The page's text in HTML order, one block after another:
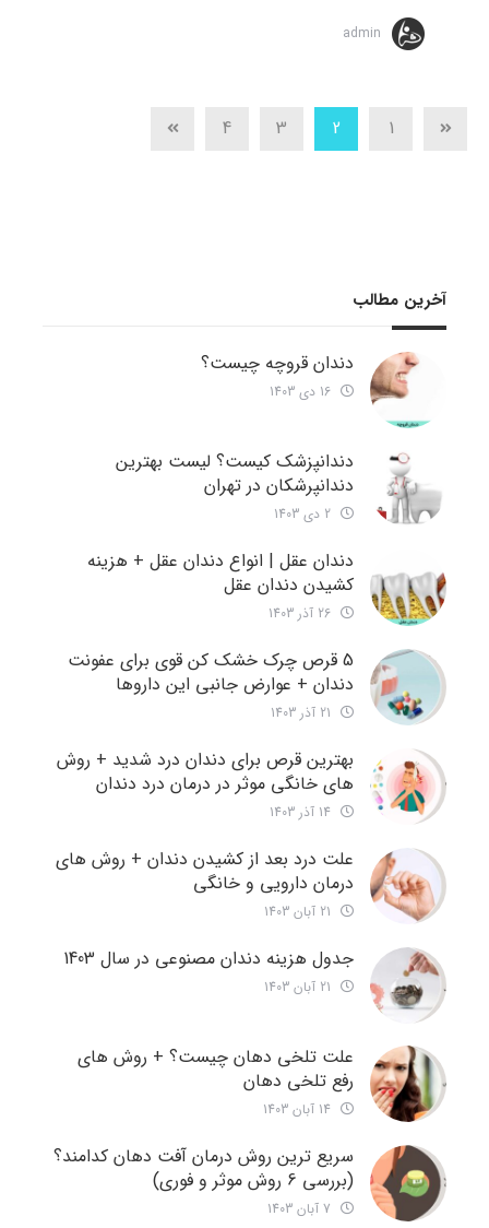
admin
1
2
3
4
آخرین مطالب
دندان قروچه چیست؟
دندانپزشک کیست؟ لیست بهترین
دندانپرشکان در تهران
دندان عقل | انواع دندان عقل + هزینه
کشیدن دندان عقل
5 قرص چرک خشک کن قوی برای عفونت
دندان + عوارض جانبی این داروها
بهترین قرص برای دندان درد شدید + روش
های خانگی موثر در درمان درد دندان
علت درد بعد از کشیدن دندان + روش های
درمان دارویی و خانگی
جدول هزینه دندان مصنوعی در سال 1403
علت تلخی دهان چیست؟ + روش های
رفع تلخی دهان
سریع ترین روش درمان آفت دهان کدامند؟
(بررسی 6 روش موثر و فوری)